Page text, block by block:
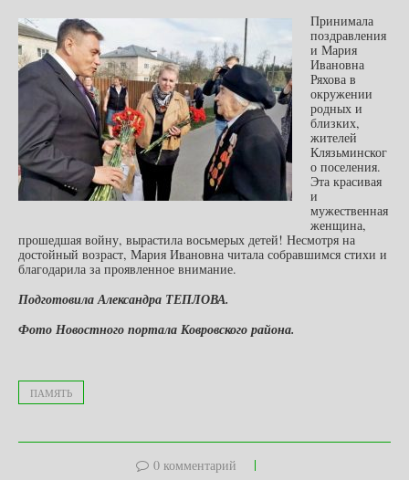
Принимала
поздравления
и Мария
Ивановна
Ряхова в
окружении
родных и
близких,
жителей
Клязьминског
о поселения.
Эта красивая
и
мужественная
женщина,
прошедшая войну, вырастила восьмерых детей! Несмотря на
достойный возраст, Мария Ивановна читала собравшимся стихи и
благодарила за проявленное внимание.
Подготовила Александра ТЕПЛОВА.
Фото Новостного портала Ковровского района.
ПАМЯТЬ
0 комментарий